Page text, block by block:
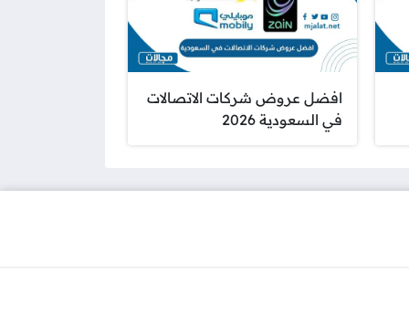
افضل عروض شركات الاتصالات
في السعودية 2026